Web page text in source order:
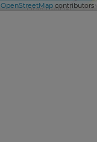
OpenStreetMap contributors